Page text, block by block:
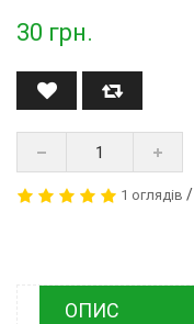
30 грн.
1 оглядів /
ОПИС